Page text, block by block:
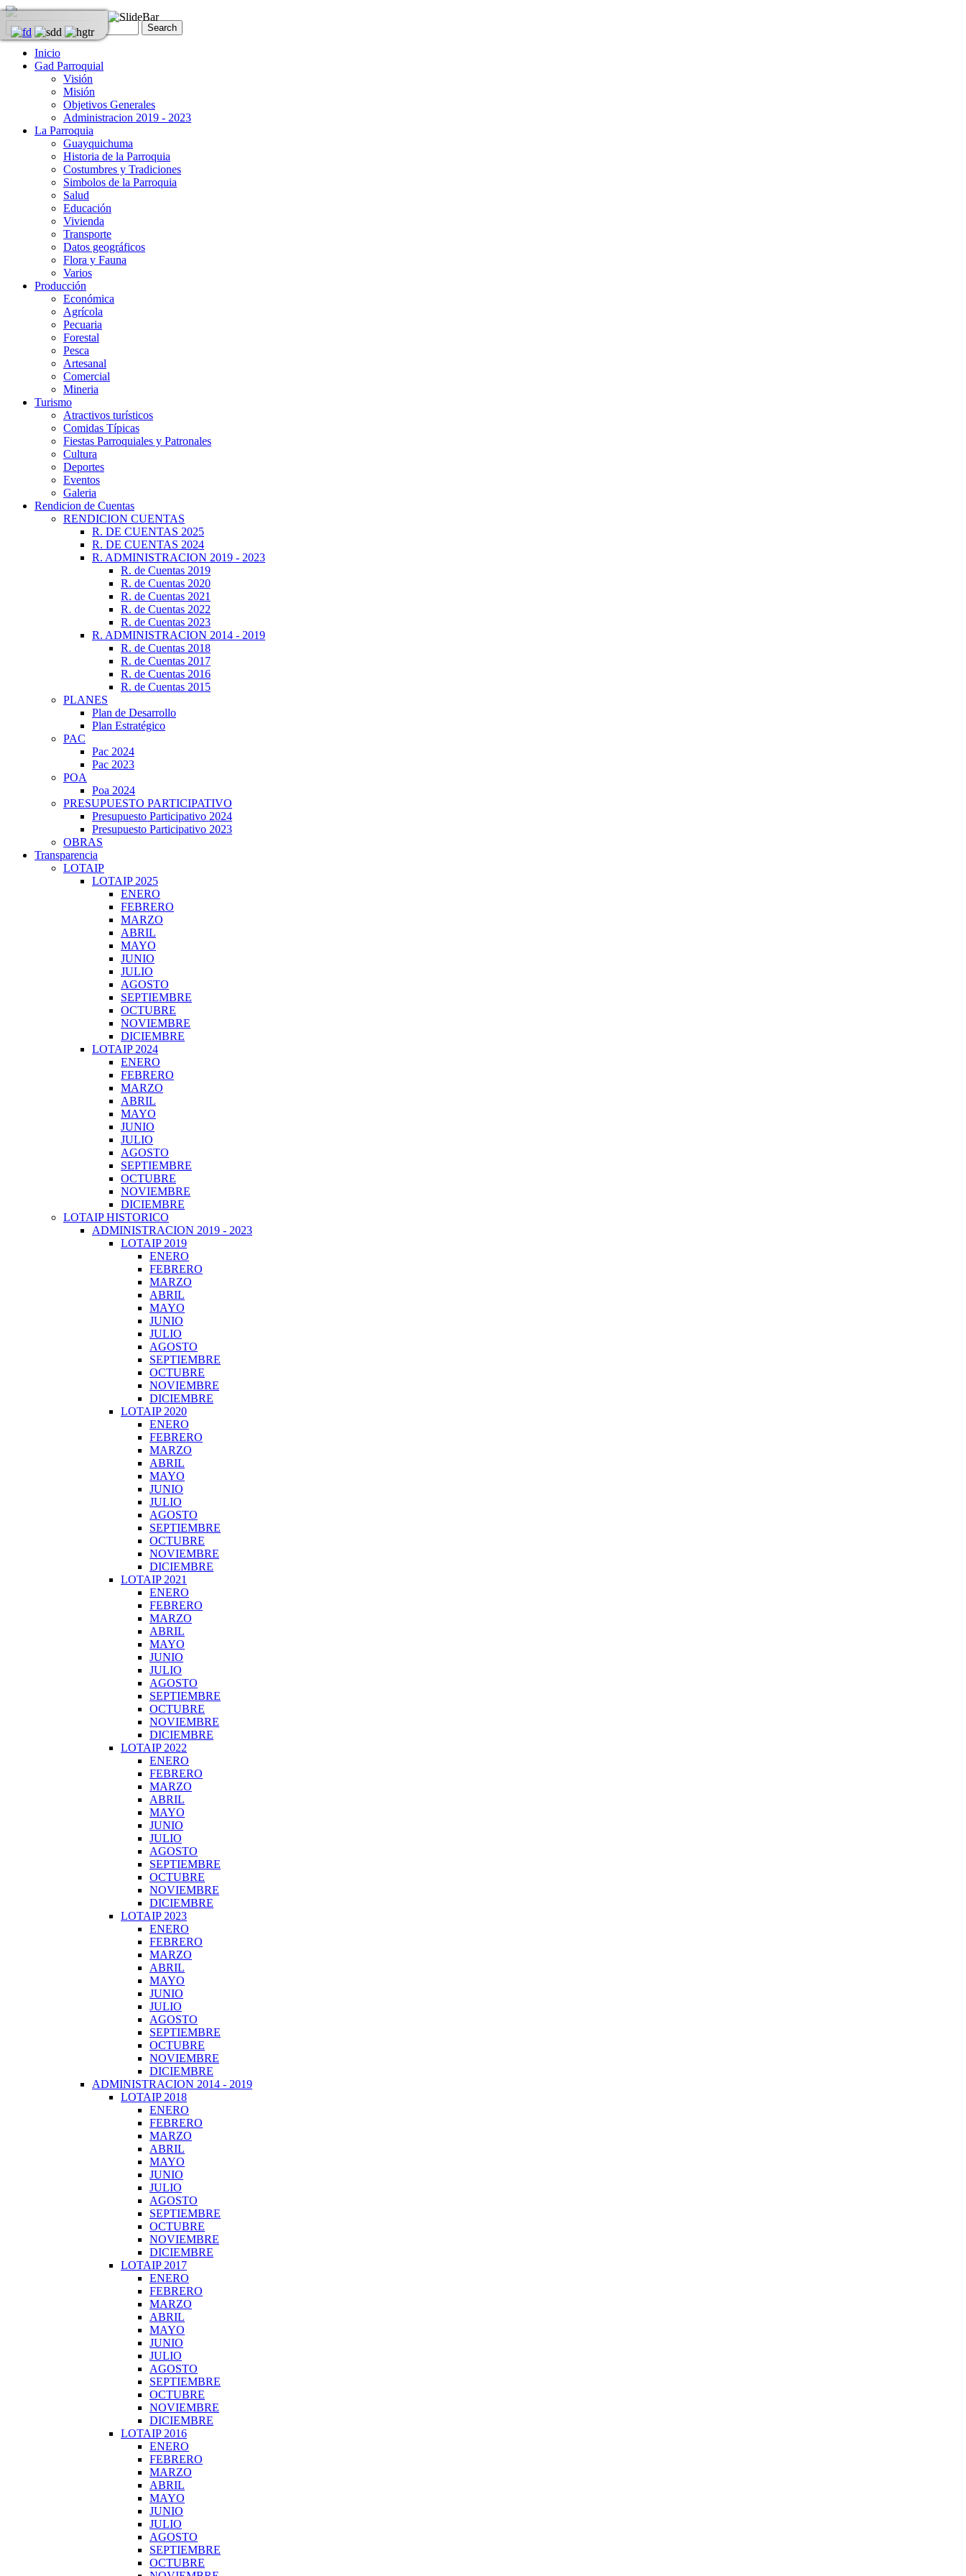
Inicio
Gad Parroquial
Visión
Misión
Objetivos Generales
Administracion 2019 - 2023
La Parroquia
Guayquichuma
Historia de la Parroquia
Costumbres y Tradiciones
Simbolos de la Parroquia
Salud
Educación
Vivienda
Transporte
Datos geográficos
Flora y Fauna
Varios
Producción
Económica
Agrícola
Pecuaria
Forestal
Pesca
Artesanal
Comercial
Mineria
Turismo
Atractivos turísticos
Comidas Típicas
Fiestas Parroquiales y Patronales
Cultura
Deportes
Eventos
Galeria
Rendicion de Cuentas
RENDICION CUENTAS
R. DE CUENTAS 2025
R. DE CUENTAS 2024
R. ADMINISTRACION 2019 - 2023
R. de Cuentas 2019
R. de Cuentas 2020
R. de Cuentas 2021
R. de Cuentas 2022
R. de Cuentas 2023
R. ADMINISTRACION 2014 - 2019
R. de Cuentas 2018
R. de Cuentas 2017
R. de Cuentas 2016
R. de Cuentas 2015
PLANES
Plan de Desarrollo
Plan Estratégico
PAC
Pac 2024
Pac 2023
POA
Poa 2024
PRESUPUESTO PARTICIPATIVO
Presupuesto Participativo 2024
Presupuesto Participativo 2023
OBRAS
Transparencia
LOTAIP
LOTAIP 2025
ENERO
FEBRERO
MARZO
ABRIL
MAYO
JUNIO
JULIO
AGOSTO
SEPTIEMBRE
OCTUBRE
NOVIEMBRE
DICIEMBRE
LOTAIP 2024
ENERO
FEBRERO
MARZO
ABRIL
MAYO
JUNIO
JULIO
AGOSTO
SEPTIEMBRE
OCTUBRE
NOVIEMBRE
DICIEMBRE
LOTAIP HISTORICO
ADMINISTRACION 2019 - 2023
LOTAIP 2019
ENERO
FEBRERO
MARZO
ABRIL
MAYO
JUNIO
JULIO
AGOSTO
SEPTIEMBRE
OCTUBRE
NOVIEMBRE
DICIEMBRE
LOTAIP 2020
ENERO
FEBRERO
MARZO
ABRIL
MAYO
JUNIO
JULIO
AGOSTO
SEPTIEMBRE
OCTUBRE
NOVIEMBRE
DICIEMBRE
LOTAIP 2021
ENERO
FEBRERO
MARZO
ABRIL
MAYO
JUNIO
JULIO
AGOSTO
SEPTIEMBRE
OCTUBRE
NOVIEMBRE
DICIEMBRE
LOTAIP 2022
ENERO
FEBRERO
MARZO
ABRIL
MAYO
JUNIO
JULIO
AGOSTO
SEPTIEMBRE
OCTUBRE
NOVIEMBRE
DICIEMBRE
LOTAIP 2023
ENERO
FEBRERO
MARZO
ABRIL
MAYO
JUNIO
JULIO
AGOSTO
SEPTIEMBRE
OCTUBRE
NOVIEMBRE
DICIEMBRE
ADMINISTRACION 2014 - 2019
LOTAIP 2018
ENERO
FEBRERO
MARZO
ABRIL
MAYO
JUNIO
JULIO
AGOSTO
SEPTIEMBRE
OCTUBRE
NOVIEMBRE
DICIEMBRE
LOTAIP 2017
ENERO
FEBRERO
MARZO
ABRIL
MAYO
JUNIO
JULIO
AGOSTO
SEPTIEMBRE
OCTUBRE
NOVIEMBRE
DICIEMBRE
LOTAIP 2016
ENERO
FEBRERO
MARZO
ABRIL
MAYO
JUNIO
JULIO
AGOSTO
SEPTIEMBRE
OCTUBRE